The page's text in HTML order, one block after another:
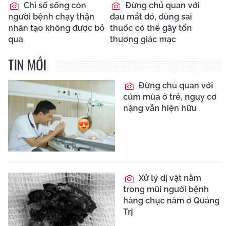
Chỉ số sống còn
người bệnh chạy thận
nhân tạo không được bỏ
qua
Đừng chủ quan với
đau mắt đỏ, dùng sai
thuốc có thể gây tổn
thương giác mạc
TIN MỚI
Đừng chủ quan với
cúm mùa ở trẻ, nguy cơ
nặng vẫn hiện hữu
Xử lý dị vật nằm
trong mũi người bệnh
hàng chục năm ở Quảng
Trị